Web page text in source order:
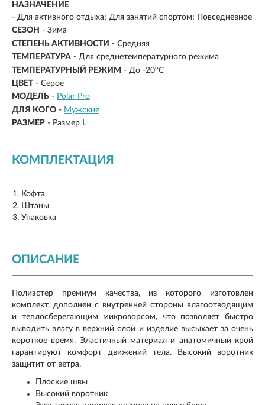
НАЗНАЧЕНИЕ
- Для активного отдыха; Для занятий спортом; Повседневное
СЕЗОН - Зима
СТЕПЕНЬ АКТИВНОСТИ - Средняя
ТЕМПЕРАТУРА - Для среднетемпературного режима
ТЕМПЕРАТУРНЫЙ РЕЖИМ - До -20°C
ЦВЕТ - Серое
МОДЕЛЬ - Polar Pro
ДЛЯ КОГО - Мужские
РАЗМЕР - Размер L
КОМПЛЕКТАЦИЯ
Кофта
Штаны
Упаковка
ОПИСАНИЕ
Полиэстер премиум качества, из которого изготовлен
комплект, дополнен с внутренней стороны влагоотводящим
и теплосберегающим микроворсом, что позволяет быстро
выводить влагу в верхний слой и изделие высыхает за очень
короткое время. Эластичный материал и анатомичный крой
гарантируют комфорт движений тела. Высокий воротник
защитит от ветра.
Плоские швы
Высокий воротник